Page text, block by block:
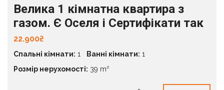
Велика 1 кімнатна квартира з
газом. Є Оселя і Сертифікати так
22.900₴
Спальні кімнати: 1 Ванні кімнати: 1
Розмір нерухомості: 39 m²